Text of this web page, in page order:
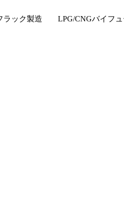
ク製造 LPG/CNGバイフュ